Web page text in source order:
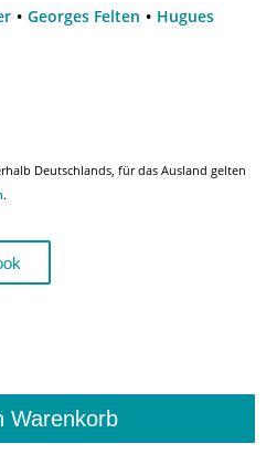
Georges Felten
Hugues
Deutschlands, für das Ausland gelten
.
Warenkorb